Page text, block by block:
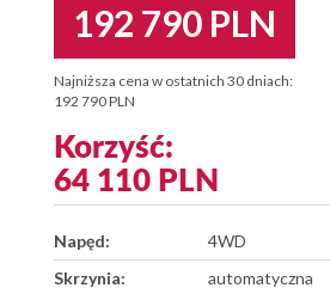
192 790 PLN
Najniższa cena w ostatnich 30 dniach:
192 790 PLN
Korzyść:
64 110 PLN
Napęd:
4WD
Skrzynia:
automatyczna